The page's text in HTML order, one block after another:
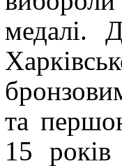
медалі.
та
15 років